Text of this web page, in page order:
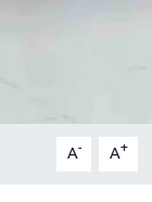
A- A+